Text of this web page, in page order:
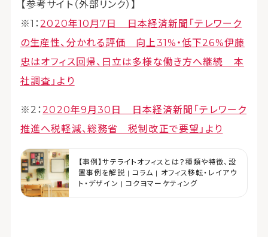
【参考サイト（外部リンク）】
※1：2020年10月7日 日本経済新聞「テレワーク
の生産性、分かれる評価 向上31%・低下26%伊藤
忠はオフィス回帰、日立は多様な働き方へ継続 本
社調査」より
※2：2020年9月30日 日本経済新聞「テレワーク
推進へ税軽減、総務省 税制改正で要望」より
【事例】サテライトオフィスとは？種類や特徴、設
置事例を解説 | コラム | オフィス移転・レイアウ
ト・デザイン | コクヨマーケティング